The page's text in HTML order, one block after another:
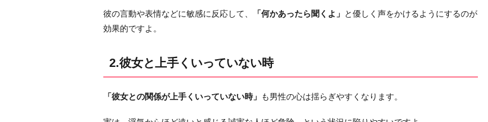
た
時
女
性
に
彼の言動や表情などに敏感に反応して、 「何かあったら聞くよ」 と優しく声をかけるようにするのが
効果的ですよ。
2.彼女と上手くいっていない時
「彼女との関係が上手くいっていない時」 も男性の心は揺らぎやすくなります。